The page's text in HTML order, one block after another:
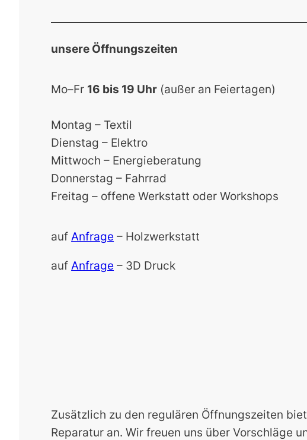
unsere Öffnungszeiten
Mo–Fr 16 bis 19 Uhr (außer an Feiertagen)
Montag – Textil
Dienstag – Elektro
Mittwoch – Energieberatung
Donnerstag – Fahrrad
Freitag – offene Werkstatt oder Workshops
aufAnfrage – Holzwerkstatt
aufAnfrage – 3D Druck
Zusätzlich zu den regulären Öffnungszeiten
Reparatur an. Wir freuen uns über Vorschläge